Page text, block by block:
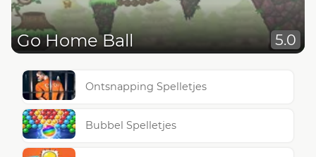
Go Home Ball 5.0
Ontsnapping Spelletjes
Bubbel Spelletjes